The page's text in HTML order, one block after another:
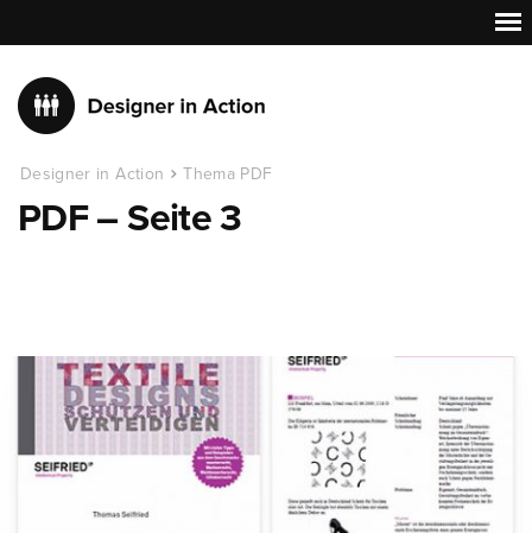
Designer in Action Thema PDF
PDF – Seite 3